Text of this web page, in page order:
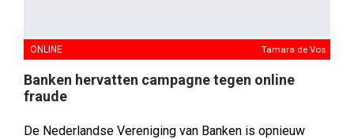
ONLINE Tamara de Vos
Banken hervatten campagne tegen online
fraude
De Nederlandse Vereniging van Banken is opnieuw